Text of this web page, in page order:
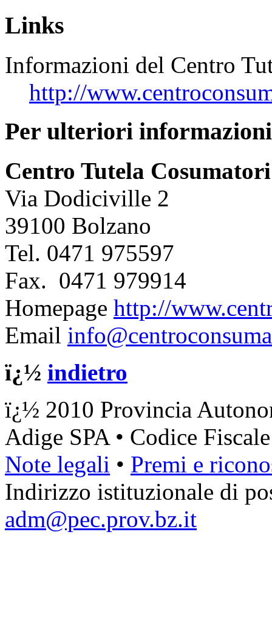
Links
Informazioni del Centro
http://
Per ulteriori informazioni
Centro Tutela
Via Dodiciville 2
39100 Bolzano
Tel. 0471 975597
Fax. 0471 979914
Homepage http://
Email
ï¿½ indietro
ï¿½ 2010 Provincia
Adige SPA • Codice
Note legali • Premi e
Indirizzo istituzionale di
adm@pec.prov.bz.it